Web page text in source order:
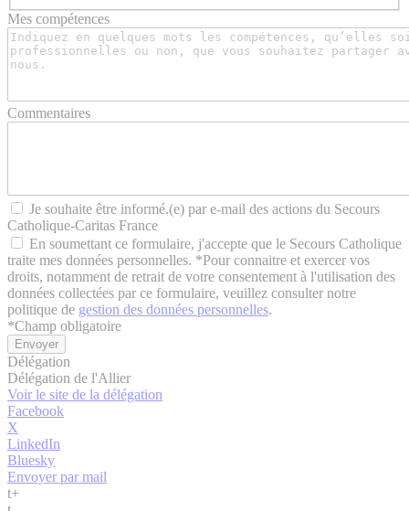
Mes compétences
Commentaires
Je souhaite être informé.(e) par e-mail des actions du Secours
Catholique-Caritas France
En soumettant ce formulaire, j'accepte que le Secours Catholique
traite mes données personnelles. *Pour connaitre et exercer vos
droits, notamment de retrait de votre consentement à l'utilisation des
données collectées par ce formulaire, veuillez consulter notre
politique de gestion des données personnelles.
*Champ obligatoire
Délégation
Délégation de l'Allier
Voir le site de la délégation
Facebook
X
LinkedIn
Bluesky
Envoyer par mail
t+